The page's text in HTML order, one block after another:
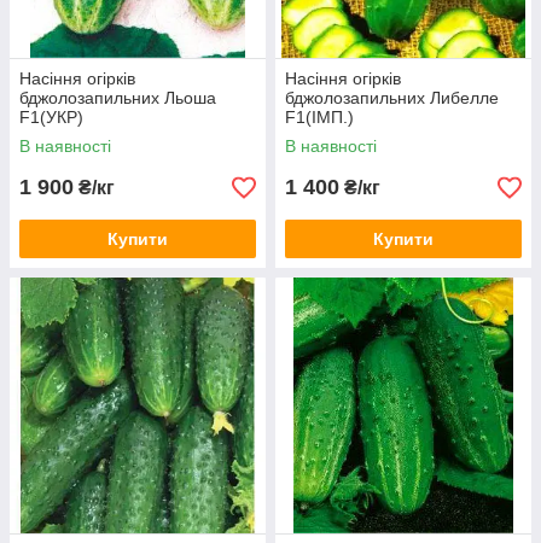
Насіння огірків
бджолозапильних Льоша
F1(УКР)
В наявності
1 900 ₴/кг
Купити
Насіння огірків
бджолозапильних Либелле
F1(ІМП.)
В наявності
1 400 ₴/кг
Купити